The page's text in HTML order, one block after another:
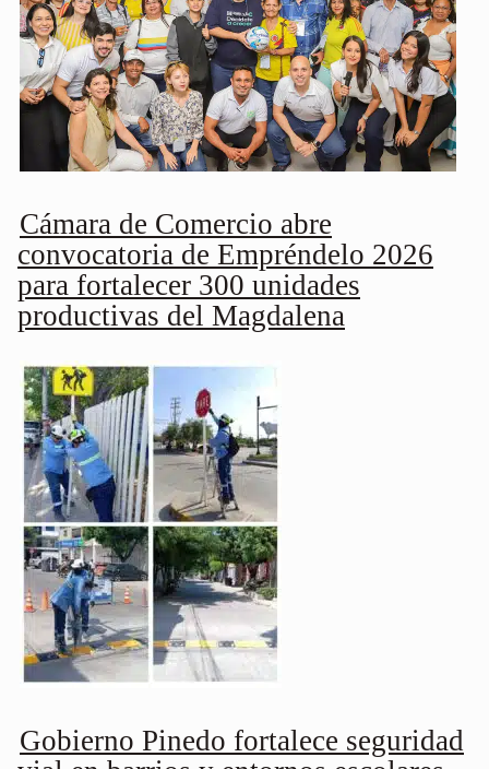
Cámara de Comercio abre
convocatoria de Empréndelo 2026
para fortalecer 300 unidades
productivas del Magdalena
Gobierno Pinedo fortalece seguridad